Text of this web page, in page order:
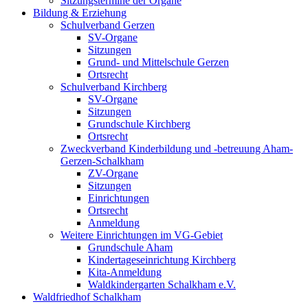
Bildung & Erziehung
Schulverband Gerzen
SV-Organe
Sitzungen
Grund- und Mittelschule Gerzen
Ortsrecht
Schulverband Kirchberg
SV-Organe
Sitzungen
Grundschule Kirchberg
Ortsrecht
Zweckverband Kinderbildung und -betreuung Aham-
Gerzen-Schalkham
ZV-Organe
Sitzungen
Einrichtungen
Ortsrecht
Anmeldung
Weitere Einrichtungen im VG-Gebiet
Grundschule Aham
Kindertageseinrichtung Kirchberg
Kita-Anmeldung
Waldkindergarten Schalkham e.V.
Waldfriedhof Schalkham